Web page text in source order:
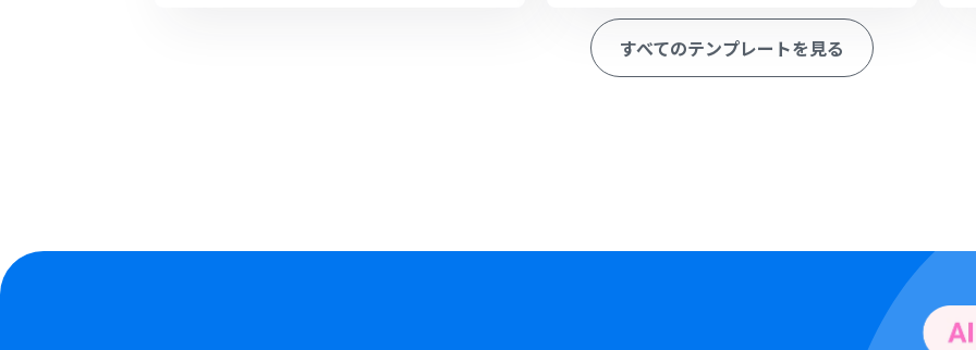
すべてのテンプレートを見る